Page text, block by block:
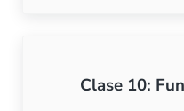
Clase 10: